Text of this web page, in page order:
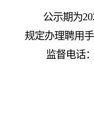
公示期为
规定办理聘用手
监督电话：